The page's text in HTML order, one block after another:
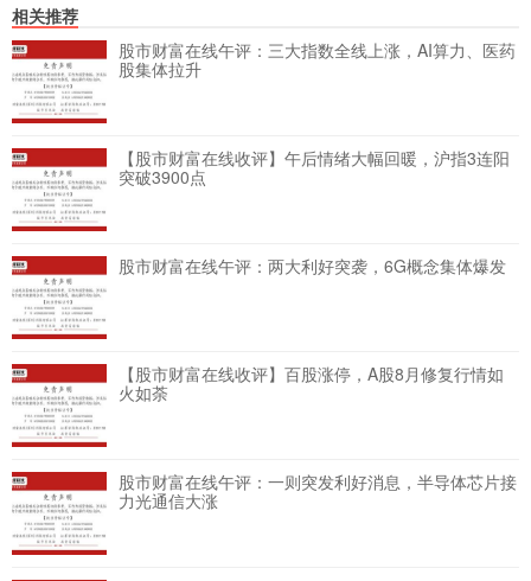
相关推荐
股市财富在线午评：三大指数全线上涨，AI算力、医药
股集体拉升
【股市财富在线收评】午后情绪大幅回暖，沪指3连阳
突破3900点
股市财富在线午评：两大利好突袭，6G概念集体爆发
【股市财富在线收评】百股涨停，A股8月修复行情如
火如荼
股市财富在线午评：一则突发利好消息，半导体芯片接
力光通信大涨